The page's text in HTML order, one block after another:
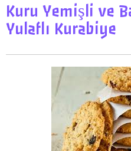
Kuru Yemişli ve
Yulaflı Kurabiye